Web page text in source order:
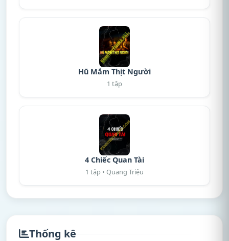
Hũ Mắm Thịt Người
1 tập
4 Chiếc Quan Tài
1 tập • Quang Triệu
Thống kê